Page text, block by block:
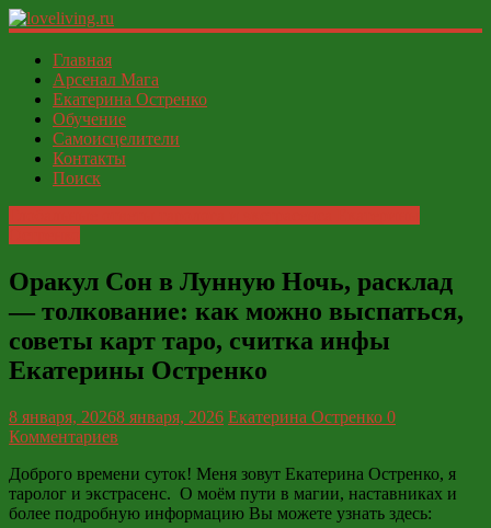
loveliving.ru
Современный
женский
ФСЁ
Главная
Арсенал Мага
Екатерина Остренко
Обучение
Самоисцелители
Контакты
Поиск
Оракул Сон в Лунную Ночь, расклад
— толкование: как можно выспаться,
советы карт таро, считка инфы
Екатерины Остренко
8 января, 20268 января, 2026 Екатерина Остренко 0
Комментариев
Доброго времени суток! Меня зовут Екатерина Остренко, я
таролог и экстрасенс. О моём пути в магии, наставниках и
более подробную информацию Вы можете узнать здесь: